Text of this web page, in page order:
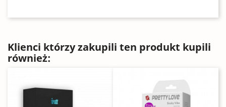
Klienci którzy zakupili ten produkt kupili
również: